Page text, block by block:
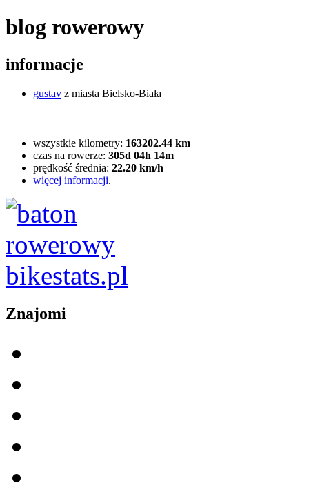
blog rowerowy
informacje
gustav z miasta Bielsko-Biała
wszystkie kilometry: 163202.44 km
czas na rowerze: 305d 04h 14m
prędkość średnia: 22.20 km/h
więcej informacji.
Znajomi